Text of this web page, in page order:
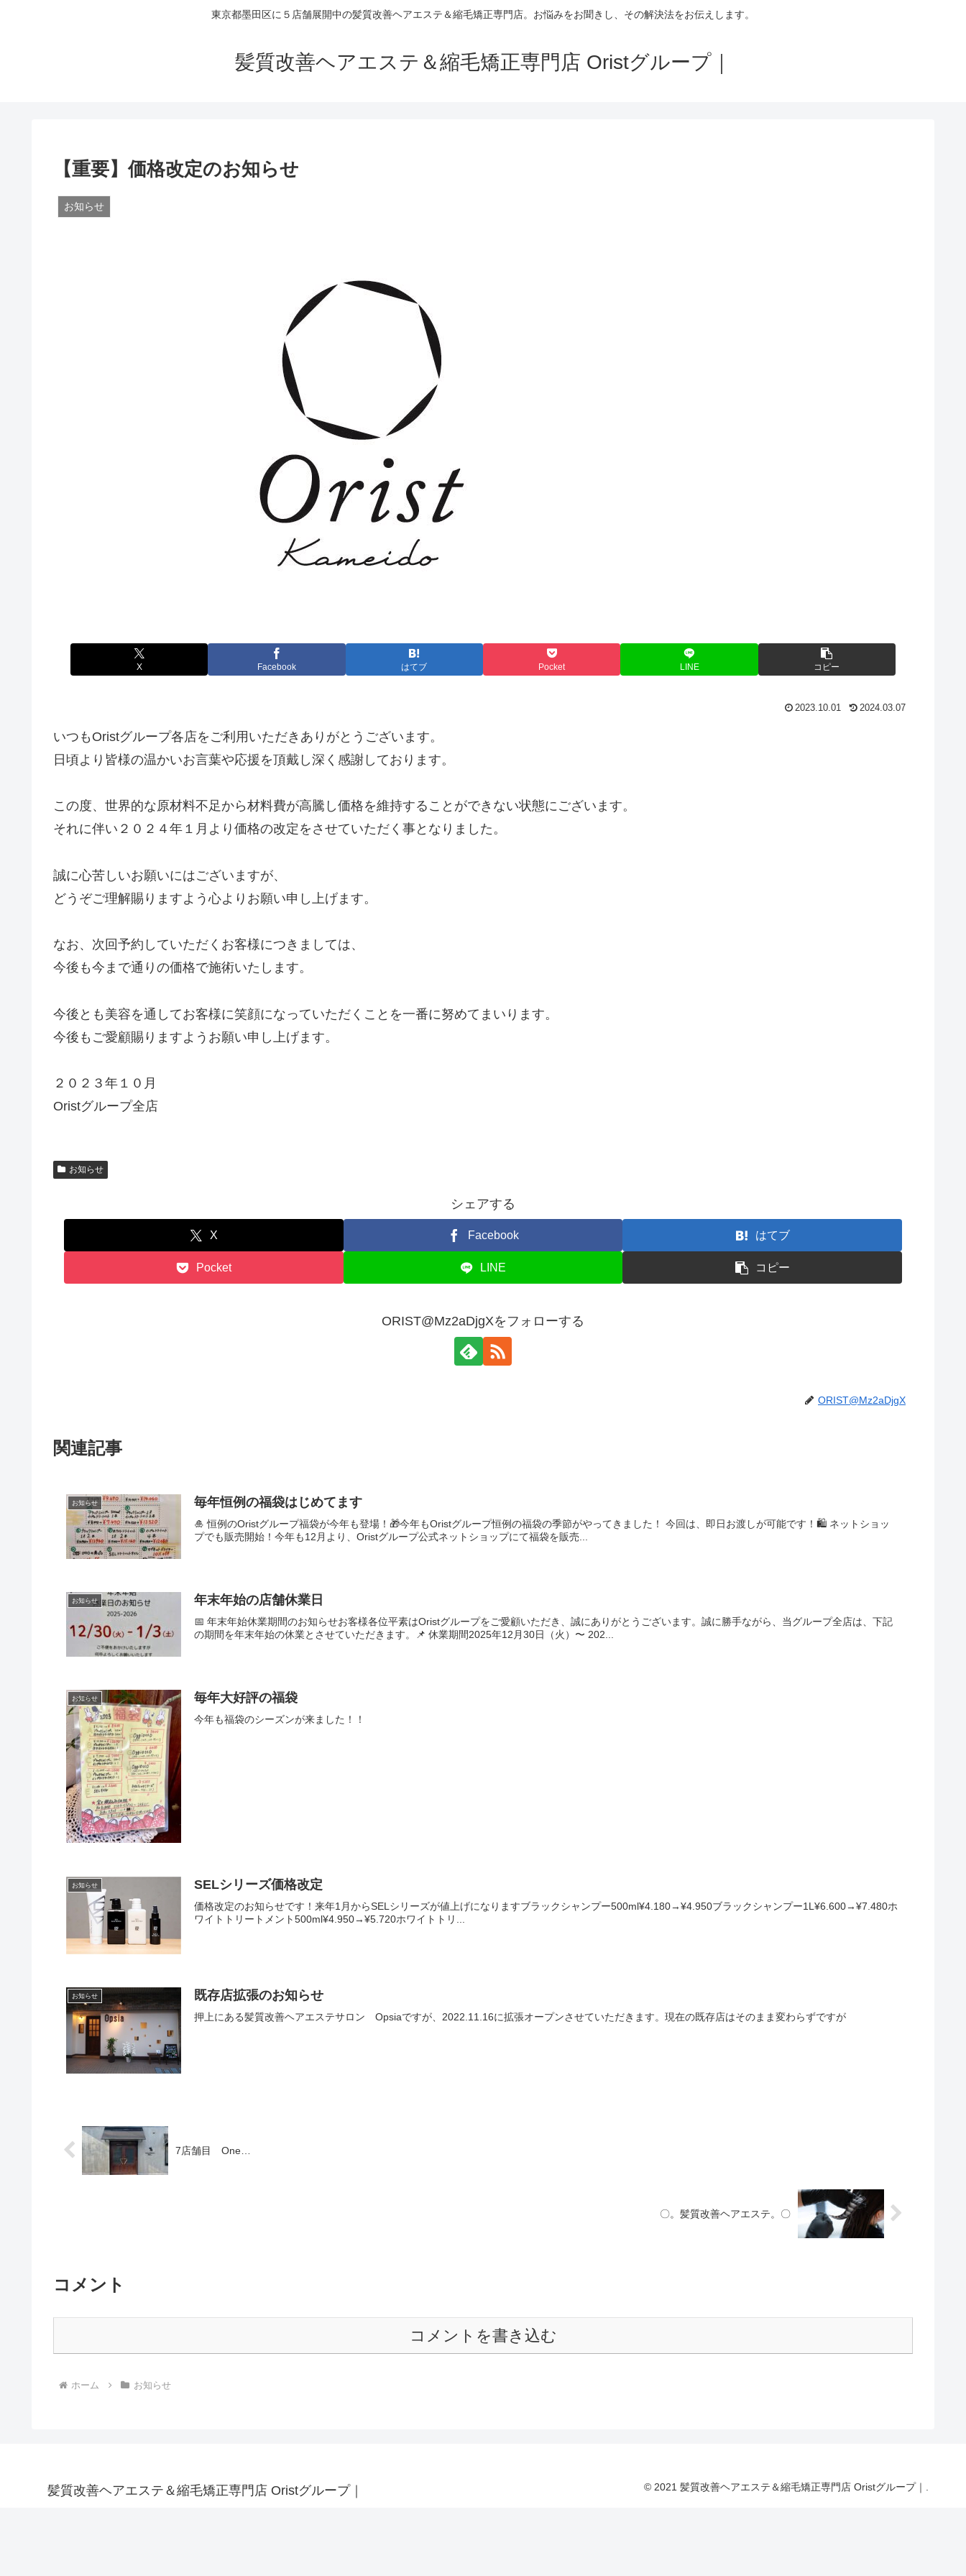
東京都墨田区に５店舗展開中の髪質改善ヘアエステ＆縮毛矯正専門店。お悩みをお聞きし、その解決法をお伝えします。
髪質改善ヘアエステ＆縮毛矯正専門店 Oristグループ｜
【重要】価格改定のお知らせ
お知らせ
X Facebook はてブ Pocket LINE コピー
2023.10.01 2024.03.07
いつもOristグループ各店をご利用いただきありがとうございます。
日頃より皆様の温かいお言葉や応援を頂戴し深く感謝しております。
この度、世界的な原材料不足から材料費が高騰し価格を維持することができない状態にございます。
それに伴い２０２４年１月より価格の改定をさせていただく事となりました。
誠に心苦しいお願いにはございますが、
どうぞご理解賜りますよう心よりお願い申し上げます。
なお、次回予約していただくお客様につきましては、
今後も今まで通りの価格で施術いたします。
今後とも美容を通してお客様に笑顔になっていただくことを一番に努めてまいります。
今後もご愛顧賜りますようお願い申し上げます。
２０２３年１０月
Oristグループ全店
お知らせ
シェアする
X Facebook はてブ
Pocket LINE コピー
ORIST@Mz2aDjgXをフォローする
ORIST@Mz2aDjgX
関連記事
お知らせ 毎年恒例の福袋はじめてます
🎍 恒例のOristグループ福袋が今年も登場！🎁今年もOristグループ恒例の福袋の季節がやってきました！ 今回は、即日お渡しが可能です！🛍️ ネットショッ
プでも販売開始！今年も12月より、Oristグループ公式ネットショップにて福袋を販売...
お知らせ 年末年始の店舗休業日
📅 年末年始休業期間のお知らせお客様各位平素はOristグループをご愛顧いただき、誠にありがとうございます。誠に勝手ながら、当グループ全店は、下記
の期間を年末年始の休業とさせていただきます。📌 休業期間2025年12月30日（火）〜 202...
お知らせ 毎年大好評の福袋
今年も福袋のシーズンが来ました！！
お知らせ SELシリーズ価格改定
価格改定のお知らせです！来年1月からSELシリーズが値上げになりますブラックシャンプー500ml¥4.180→¥4.950ブラックシャンプー1L¥6.600→¥7.480ホ
ワイトトリートメント500ml¥4.950→¥5.720ホワイトトリ...
お知らせ 既存店拡張のお知らせ
押上にある髪質改善ヘアエステサロン Opsiaですが、2022.11.16に拡張オープンさせていただきます。現在の既存店はそのまま変わらずですが
7店舗目 One…
〇。髪質改善ヘアエステ。〇
コメント
コメントを書き込む
ホーム お知らせ
髪質改善ヘアエステ＆縮毛矯正専門店 Oristグループ｜ © 2021 髪質改善ヘアエステ＆縮毛矯正専門店 Oristグループ｜.